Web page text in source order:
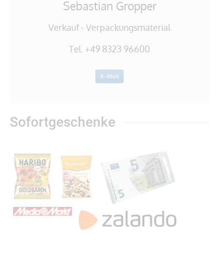
Sofortgeschenke
Sebastian Gropper
Verkauf - Verpackungsmaterial
Tel. +49 8323 96600
E-Mail